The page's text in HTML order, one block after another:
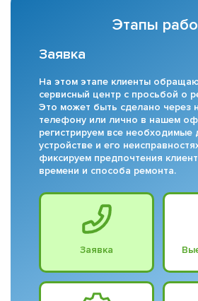
Этапы
Заявка
На этом этапе клиенты
сервисный центр с просьбой о
Это может быть сделано через
телефону или лично в нашем
регистрируем все необходимые
устройстве и его
фиксируем предпочтения
времени и способа ремонта.
Заявка